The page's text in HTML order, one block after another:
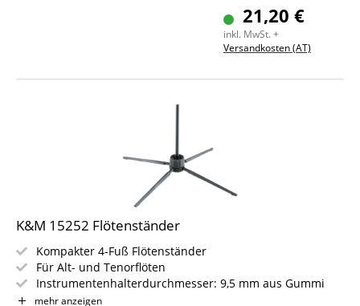
21,20 €
inkl. MwSt. +
Versandkosten (AT)
K&M 15252 Flötenständer
Kompakter 4-Fuß Flötenständer
Für Alt- und Tenorflöten
Instrumentenhalterdurchmesser: 9,5 mm aus Gummi
Inklusive attraktivem transparentem Brustbeutel zum
mehr anzeigen